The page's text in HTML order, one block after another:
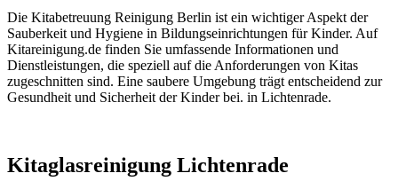
Die Kitabetreuung Reinigung Berlin ist ein wichtiger Aspekt der
Sauberkeit und Hygiene in Bildungseinrichtungen für Kinder. Auf
Kitareinigung.de finden Sie umfassende Informationen und
Dienstleistungen, die speziell auf die Anforderungen von Kitas
zugeschnitten sind. Eine saubere Umgebung trägt entscheidend zur
Gesundheit und Sicherheit der Kinder bei. in Lichtenrade.
Kitaglasreinigung Lichtenrade